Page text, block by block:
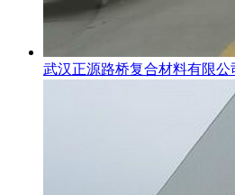
武汉正源路桥复合材料有限公